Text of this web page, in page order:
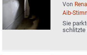
Von
Aib-
Sie
schlitzte